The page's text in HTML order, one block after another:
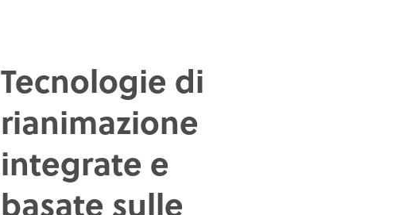
Tecnologie di
rianimazione
integrate e
basate sulle